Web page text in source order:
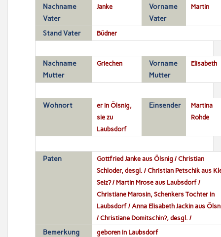
Nachname
Vater
Janke
Vorname
Vater
Martin
Stand Vater Büdner
Nachname
Mutter
Griechen
Vorname
Mutter
Elisabeth
Wohnort
er in Ölsnig,
sie zu
Laubsdorf
Einsender
Martina
Rohde
Paten
Gottfried Janke aus Ölsnig / Christian
Schloder, desgl. / Christian Petschik aus
Seiz? / Martin Mrose aus Laubsdorf /
Christiane Marosin, Schenkers Tochter in
Laubsdorf / Anna Elisabeth Jackin aus
/ Christiane Domitschin?, desgl. /
Bemerkung geboren in Laubsdorf